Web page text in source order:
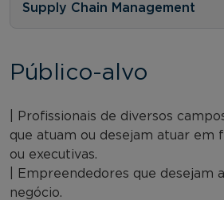
Supply Chain Management
Público-alvo
| Profissionais de diversos
que atuam ou desejam atuar em
ou executivas.
| Empreendedores que desejam
negócio.